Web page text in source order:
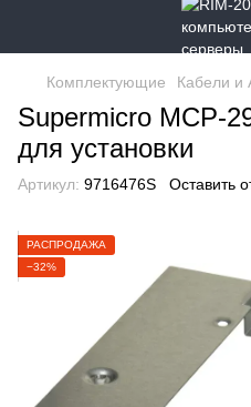
Комплектующие Кабели и
Supermicro MCP-
для установки
Артикул: 9716476S Оставить
РАСПРОДАЖА
−32%